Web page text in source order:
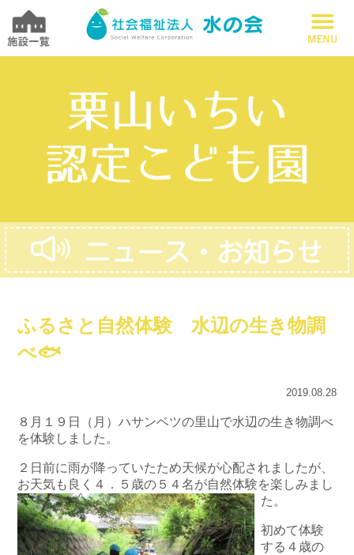
ふるさと自然体験 水辺の生き物調
べ🐟
2019.08.28
８月１９日（月）ハサンベツの里山で水辺の生き物調べ
を体験しました。
２日前に雨が降っていたため天候が心配されましたが、
お天気も良く４．５歳の５４名が自然体験を楽しみまし
た。
初めて体験
する４歳の